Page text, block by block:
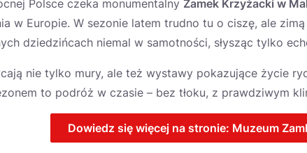
Polsce czeka monumentalny Zamek Krzyżacki w
w Europie. W sezonie latem trudno tu o ciszę, ale
dziedzińcach niemal w samotności, słysząc tylko
nie tylko mury, ale też wystawy pokazujące życie
to podróż w czasie – bez tłoku, z prawdziwym
Dowiedz się więcej na stronie: Muzeum